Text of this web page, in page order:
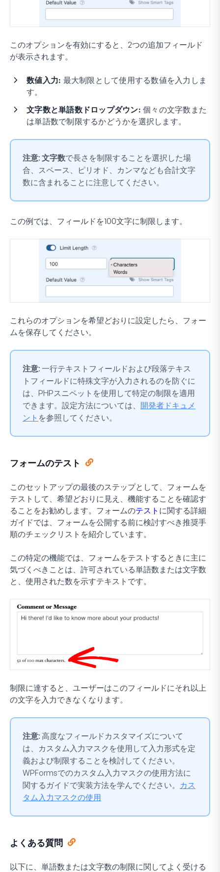
このオプションを有効にすると、2つの追加フィールド
が表示されます。
数値入力: 最大制限として使用する数値を入力しま
す。
文字数と単語数ドロップダウン: 個々の文字数また
は単語数で制限するかどうかを選択します。
注意: 文字数で長さを制限することを選択した場
合、スペース、ピリオド、カンマなども合計文字
数に含まれることに注意してください。
この例では、フィールドを100文字に制限します。
これらのオプションを希望どおりに設定したら、フォー
ムを保存してください。
注意: 一行テキストフィールドおよび段落テキス
トフィールドに特殊文字が入力されるのを防ぐに
は、PHPスニペットを使用して特定の制限を適用
できます。設定方法については、 開発者ドキュメ
ント を参照してください。
フォームのテスト
このセットアップの最後のステップとして、フォームを
テストして、希望どおりに見え、機能することを確認す
ることをお勧めします。フォームのテスト に関する詳細
ガイドでは、フォームを公開する前に検討すべき推奨手
順のチェックリストを紹介しています。
この特定の機能では、フォームをテストするときに主に
気づくべきことは、許可されている単語数または文字数
と、使用された数を示すテキストです。
制限に達すると、ユーザーはこのフィールドにそれ以上
の文字を入力できなくなります。
注意: 高度なフィールドカスタマイズについて
は、カスタム入力マスクを使用して入力形式を定
義および制限することを検討してください。
WPFormsでのカスタム入力マスクの使用方法に
関するガイドで実装方法を学んでください。 カス
タム入力マスクの使用
よくある質問
以下に、単語数または文字数の制限に関してよく受ける